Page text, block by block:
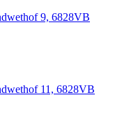
9, 6828VB
11, 6828VB